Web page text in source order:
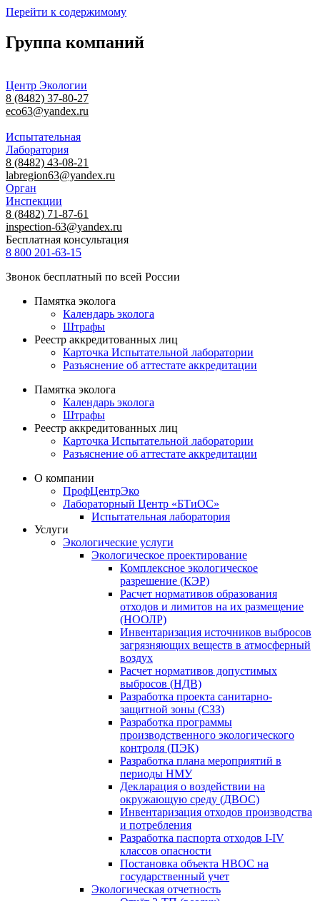
Перейти к содержимому
Группа компаний
Центр Экологии
8 (8482) 37-80-27
eco63@yandex.ru
Испытательная
Лаборатория
8 (8482) 43-08-21
labregion63@yandex.ru
Орган
Инспекции
8 (8482) 71-87-61
inspection-63@yandex.ru
Бесплатная консультация
8 800 201-63-15
Звонок бесплатный по всей России
Памятка эколога
Календарь эколога
Штрафы
Реестр аккредитованных лиц
Карточка Испытательной лаборатории
Разъяснение об аттестате аккредитации
Памятка эколога
Календарь эколога
Штрафы
Реестр аккредитованных лиц
Карточка Испытательной лаборатории
Разъяснение об аттестате аккредитации
О компании
ПрофЦентрЭко
Лабораторный Центр «БТиОС»
Испытательная лаборатория
Услуги
Экологические услуги
Экологическое проектирование
Комплексное экологическое
разрешение (КЭР)
Расчет нормативов образования
отходов и лимитов на их размещение
(НООЛР)
Инвентаризация источников выбросов
загрязняющих веществ в атмосферный
воздух
Расчет нормативов допустимых
выбросов (НДВ)
Разработка проекта санитарно-
защитной зоны (СЗЗ)
Разработка программы
производственного экологического
контроля (ПЭК)
Разработка плана мероприятий в
периоды НМУ
Декларация о воздействии на
окружающую среду (ДВОС)
Инвентаризация отходов производства
и потребления
Разработка паспорта отходов I-IV
классов опасности
Постановка объекта НВОС на
государственный учет
Экологическая отчетность